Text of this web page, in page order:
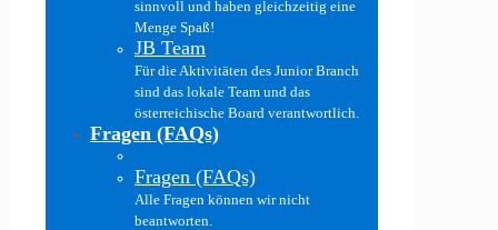
sinnvoll und haben gleichzeitig eine
Menge Spaß!
JB Team
Für die Aktivitäten des Junior Branch
sind das lokale Team und das
österreichische Board verantwortlich.
Fragen (FAQs)
Fragen (FAQs)
Alle Fragen können wir nicht
beantworten.